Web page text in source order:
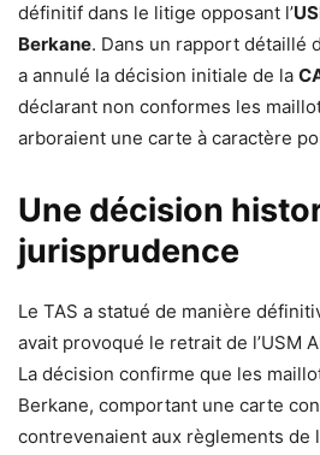
définitif dans le litige opposant l’
Berkane. Dans un rapport détaillé
a annulé la décision initiale de la
déclarant non conformes les
arboraient une carte à caractère
Une décision
jurisprudence
Le TAS a statué de manière
avait provoqué le retrait de l’USM
La décision confirme que les
Berkane, comportant une carte
contrevenaient aux règlements de